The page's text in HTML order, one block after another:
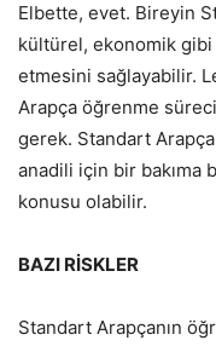
Elbette, evet. Bireyin
kültürel, ekonomik gibi
etmesini sağlayabilir.
Arapça öğrenme
gerek. Standart
anadili için bir bakıma
konusu olabilir.
BAZI RİSKLER
Standart Arapçanın